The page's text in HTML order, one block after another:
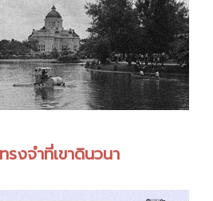
รงจำที่เขาดินวนา